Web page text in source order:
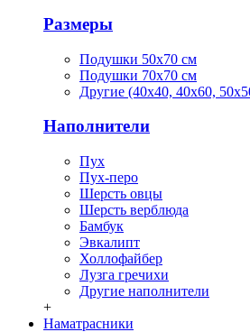
Размеры
Подушки 50х70 см
Подушки 70х70 см
Другие (40х40, 40х60,
Наполнители
Пух
Пух-перо
Шерсть овцы
Шерсть верблюда
Бамбук
Эвкалипт
Холлофайбер
Лузга гречихи
Другие наполнители
+
Наматрасники